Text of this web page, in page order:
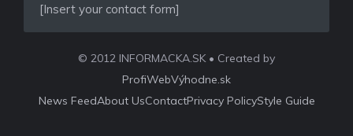
[Insert your contact form]
© 2012 INFORMACKA.SK • Created by
ProfiWebVýhodne.sk
News FeedAbout UsContactPrivacy PolicyStyle Guide